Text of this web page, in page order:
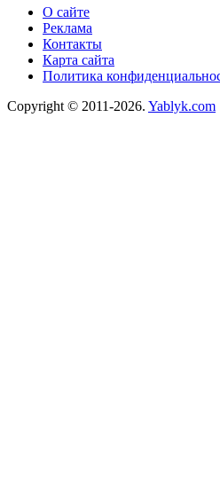
О сайте
Реклама
Контакты
Карта сайта
Политика
Copyright © 2011-2026. Yablyk.сom